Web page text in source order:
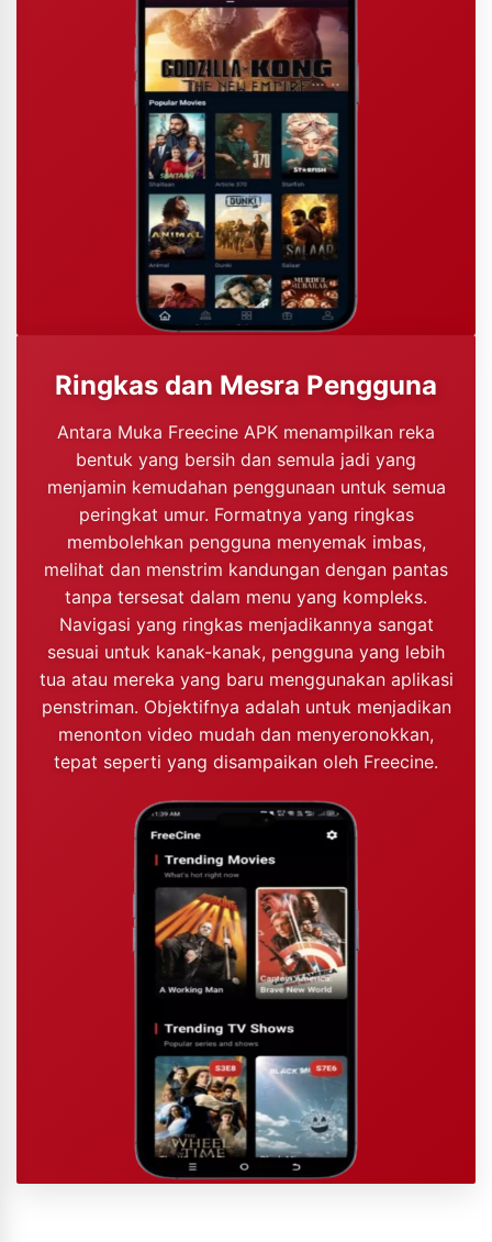
Ringkas dan Mesra Pengguna
Antara Muka Freecine APK menampilkan reka
bentuk yang bersih dan semula jadi yang
menjamin kemudahan penggunaan untuk semua
peringkat umur. Formatnya yang ringkas
membolehkan pengguna menyemak imbas,
melihat dan menstrim kandungan dengan pantas
tanpa tersesat dalam menu yang kompleks.
Navigasi yang ringkas menjadikannya sangat
sesuai untuk kanak-kanak, pengguna yang lebih
tua atau mereka yang baru menggunakan aplikasi
penstriman. Objektifnya adalah untuk menjadikan
menonton video mudah dan menyeronokkan,
tepat seperti yang disampaikan oleh Freecine.